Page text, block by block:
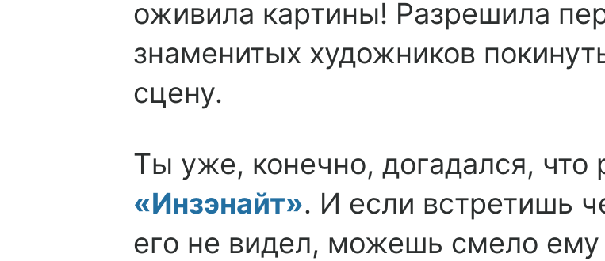
оживила картины! Разрешила
знаменитых художников
сцену.
Ты уже, конечно, догадался, что
«Инзэнайт». И если встретишь
его не видел, можешь смело